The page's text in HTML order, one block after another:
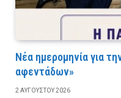
Νέα ημερομηνία για
αφεντάδων»
2 ΑΥΓΟΎΣΤΟΥ 2026